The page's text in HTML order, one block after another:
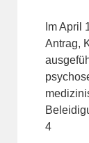
Im April
Antrag,
4